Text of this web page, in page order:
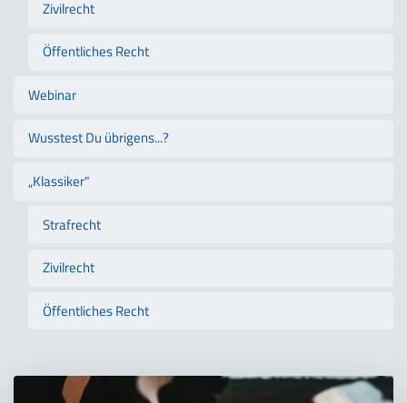
Zivilrecht
Öffentliches Recht
Webinar
Wusstest Du übrigens...?
„Klassiker"
Strafrecht
Zivilrecht
Öffentliches Recht